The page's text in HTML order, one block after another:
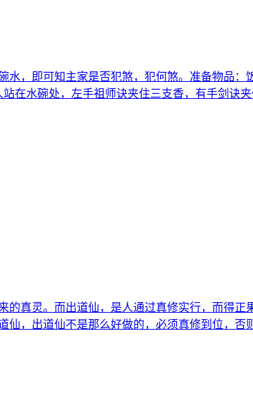
水，即可知主家是否犯煞，犯何煞。准备物品
在水碗处，左手祖师诀夹住三支香，有手剑诀夹
的真灵。而出道仙，是人通过真修实行，而得
仙，出道仙不是那么好做的，必须真修到位，否